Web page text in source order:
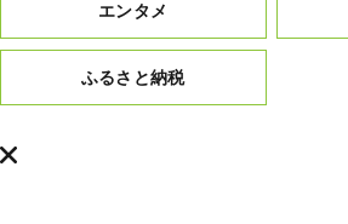
エンタメ
ふるさと納税